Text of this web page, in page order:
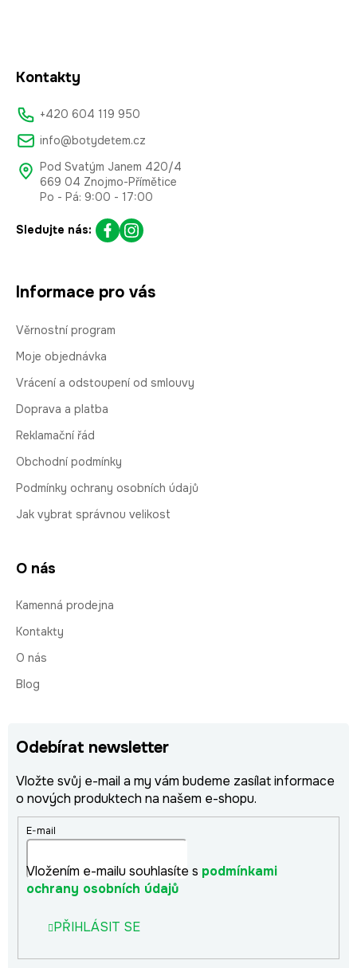
Kontakty
+420 604 119 950
info@botydetem.cz
Pod Svatým Janem 420/4
669 04 Znojmo-Přímětice
Po - Pá: 9:00 - 17:00
Sledujte nás:
Informace pro vás
Věrnostní program
Moje objednávka
Vrácení a odstoupení od smlouvy
Doprava a platba
Reklamační řád
Obchodní podmínky
Podmínky ochrany osobních údajů
Jak vybrat správnou velikost
O nás
Kamenná prodejna
Kontakty
O nás
Blog
Odebírat newsletter
Vložte svůj e-mail a my vám budeme zasílat informace
o nových produktech na našem e-shopu.
E-mail
Vložením e-mailu souhlasíte s podmínkami
ochrany osobních údajů
PŘIHLÁSIT SE